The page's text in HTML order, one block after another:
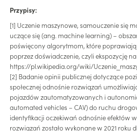
Przypisy:
[1] Uczenie maszynowe, samouczenie się
uczące się (ang. machine learning) –
poświęcony algorytmom, które
poprzez doświadczenie, czyli ekspozycję
https://pl.wikipedia.org/wiki/
[2] Badanie opinii publicznej dotyczące
społecznej odnośnie rozwiązań
pojazdów zautomatyzowanych i
automated vehicles – CAV) do ruchu
identyfikacji oczekiwań odnośnie efektów
rozwiązań zostało wykonane w 2021 roku